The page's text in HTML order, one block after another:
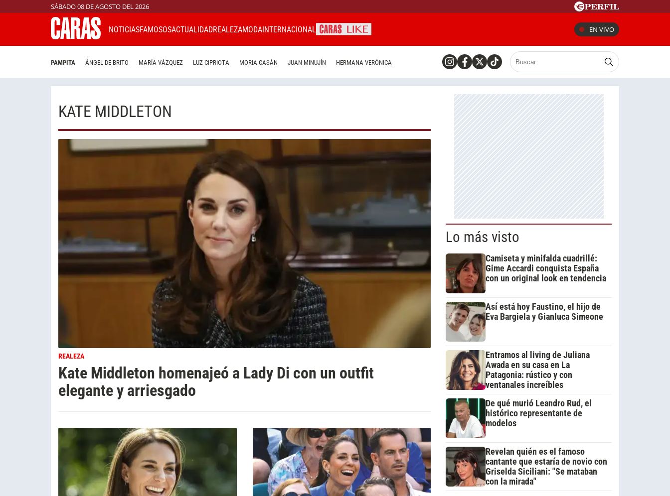
SÁBADO 08 DE AGOSTO DEL 2026
NOTICIASFAMOSOSACTUALIDADREALEZAMODAINTERNACIONAL EN VIVO
PAMPITA ÁNGEL DE BRITO MARÍA VÁZQUEZ LUZ CIPRIOTA MORIA CASÁN JUAN MINUJÍN HERMANA VERÓNICA
KATE MIDDLETON
REALEZA
Kate Middleton homenajeó a Lady Di con un outfit
elegante y arriesgado
Lo más visto
Camiseta y minifalda cuadrillé:
Gime Accardi conquista España
con un original look en tendencia
Así está hoy Faustino, el hijo de
Eva Bargiela y Gianluca Simeone
Entramos al living de Juliana
Awada en su casa en La
Patagonia: rústico y con
ventanales increíbles
De qué murió Leandro Rud, el
histórico representante de
modelos
Revelan quién es el famoso
cantante que estaría de novio con
Griselda Siciliani: "Se mataban
con la mirada"